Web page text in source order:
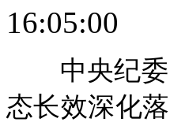
16:05:00
中央纪委
态长效深化